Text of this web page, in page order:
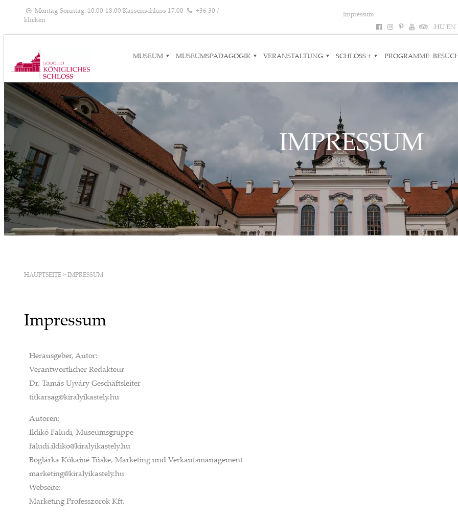
Montag-Sonntag: 10:00-18:00 Kassenschluss 17:00
+36 30 /
klicken
Impressum
HU EN
MUSEUM MUSEUMSPÄDAGOGIK VERANSTALTUNG SCHLOSS + PROGRAMME
IMPRESSUM
HAUPTSEITE > IMPRESSUM
Impressum
Herausgeber, Autor:
Verantwortlicher Redakteur
Dr. Tamás Ujváry Geschäftsleiter
titkarsag@kiralyikastely.hu
Autoren:
Ildikó Faludi, Museumsgruppe
faludi.ildiko@kiralyikastely.hu
Boglárka Kókainé Tüske, Marketing und Verkaufsmanagement
marketing@kiralyikastely.hu
Webseite:
Marketing Professzorok Kft.